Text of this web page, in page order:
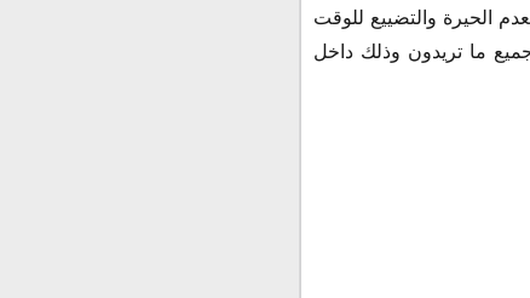
الحيرة والتضييع للوقت
ما تريدون وذلك داخل